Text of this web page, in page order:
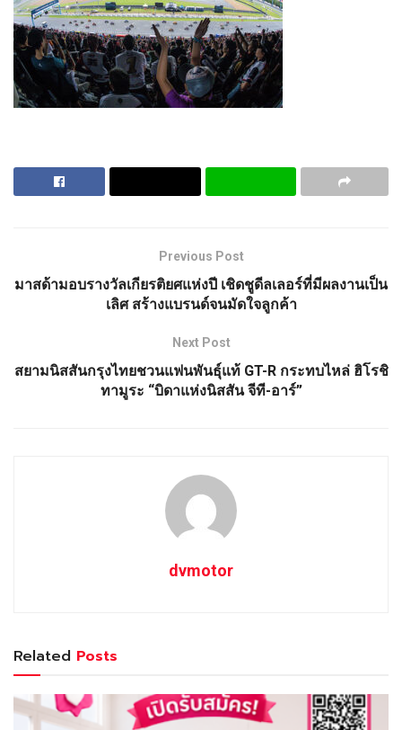
Previous Post
มาสด้ามอบรางวัลเกียรติยศแห่งปี เชิดชูดีลเลอร์ที่มีผลงานเป็น
เลิศ สร้างแบรนด์จนมัดใจลูกค้า
Next Post
สยามนิสสันกรุงไทยชวนแฟนพันธุ์แท้ GT-R กระทบไหล่ ฮิโรชิ
ทามูระ “บิดาแห่งนิสสัน จีที-อาร์”
dvmotor
Related Posts